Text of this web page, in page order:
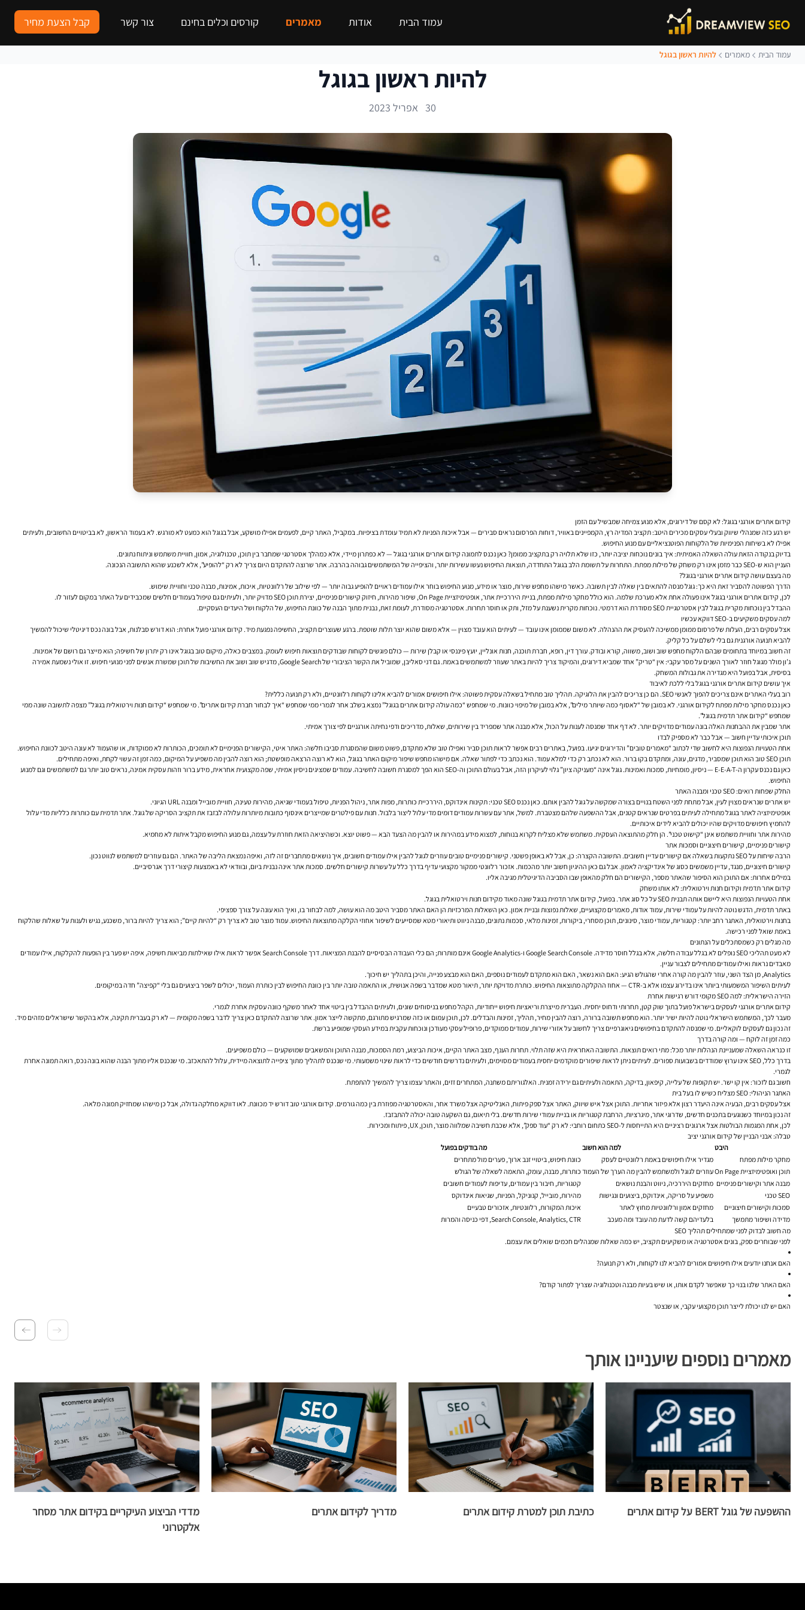
עמוד הבית אודות מאמרים קורסים וכלים בחינם צור קשר קבל הצעת מחיר
עמוד הבית מאמרים להיות ראשון בגוגל
להיות ראשון בגוגל
30 אפריל 2023
קידום אתרים אורגני בגוגל: לא קסם של דירוגים, אלא מנוע צמיחה שמבשיל עם הזמן
יש רגע כזה שמנהלי שיווק ובעלי עסקים מכירים היטב: תקציב המדיה רץ, הקמפיינים באוויר, דוחות הפרסום נראים סבירים — אבל איכות הפניות לא תמיד עומדת בציפיות. במקביל, האתר קיים, לפעמים אפילו מושקע, אבל בגוגל הוא כמעט לא מורגש. לא בעמוד הראשון, לא בביטויים החשובים, ולעיתים
אפילו לא בשיחות הפנימיות של הלקוחות הפוטנציאליים עם מנוע החיפוש.
בדיוק בנקודה הזאת עולה השאלה האמיתית: איך בונים נוכחות יציבה יותר, כזו שלא תלויה רק בתקציב ממומן? כאן נכנס לתמונה קידום אתרים אורגני בגוגל — לא כפתרון מיידי, אלא כמהלך אסטרטגי שמחבר בין תוכן, טכנולוגיה, אמון, חוויית משתמש וניתוח נתונים.
העניין הוא ש-SEO כבר מזמן אינו רק משחק של מילות מפתח. התחרות על תשומת הלב בגוגל התחדדה, תוצאות החיפוש נעשו עשירות יותר, והציפייה של המשתמשים גבוהה בהרבה. אתר שרוצה להתקדם היום צריך לא רק “להופיע”, אלא לשכנע שהוא התשובה הנכונה.
מה בעצם עושה קידום אתרים אורגני בגוגל?
הדרך הפשוטה להסביר זאת היא כך: גוגל מנסה להתאים בין שאלה לבין תשובה. כאשר מישהו מחפש שירות, מוצר או מידע, מנוע החיפוש בוחר אילו עמודים ראויים להופיע גבוה יותר — לפי שילוב של רלוונטיות, איכות, אמינות, מבנה טכני וחוויית שימוש.
לכן, קידום אתרים אורגני בגוגל אינו פעולה אחת אלא מערכת שלמה. הוא כולל מחקר מילות מפתח, בניית היררכיית אתר, אופטימיזציית On Page, שיפור מהירות, חיזוק קישורים פנימיים, יצירת תוכן SEO מדויק יותר, ולעיתים גם טיפול בעמודים חלשים שמכבידים על האתר במקום לעזור לו.
ההבדל בין נוכחות מקרית בגוגל לבין אסטרטגיית SEO מסודרת הוא דרמטי. נוכחות מקרית נשענת על מזל, ותק או חוסר תחרות. אסטרטגיה מסודרת, לעומת זאת, נבנית מתוך הבנה של כוונת החיפוש, של הלקוח ושל היעדים העסקיים.
למה עסקים משקיעים ב-SEO דווקא עכשיו
אצל עסקים רבים, העלות של פרסום ממומן ממשיכה להעסיק את ההנהלה. לא משום שממומן אינו עובד — לעיתים הוא עובד מצוין — אלא משום שהוא יוצר תלות שוטפת. ברגע שעוצרים תקציב, החשיפה נפגעת מיד. קידום אורגני פועל אחרת: הוא דורש סבלנות, אבל בונה נכס דיגיטלי שיכול להמשיך
להביא תנועה אורגנית גם בלי לשלם על כל קליק.
זה חשוב במיוחד בתחומים שבהם הלקוח מחפש שוב ושוב, משווה, קורא ובודק. עורך דין, רופא, חברת תוכנה, חנות אונליין, יועץ פיננסי או קבלן שירות — כולם פוגשים לקוחות שבודקים תוצאות חיפוש לעומק. במצבים כאלה, מיקום טוב בגוגל אינו רק יתרון של חשיפה; הוא מייצר גם רושם של אמינות.
ג’ון מולר מגוגל חוזר לאורך השנים על מסר עקבי: אין “טריק” אחד שמביא דירוגים, והמיקוד צריך להיות באתר שעוזר למשתמשים באמת. גם דני סאליבן, שמוביל את הקשר הציבורי של Google Search, מדגיש שוב ושוב את החשיבות של תוכן שמשרת אנשים לפני מנועי חיפוש. זו אולי נשמעת אמירה
בסיסית, אבל בפועל היא מגדירה את גבולות המשחק.
איך עושים קידום אתרים אורגני בגוגל בלי ללכת לאיבוד
רוב בעלי האתרים אינם צריכים להפוך לאנשי SEO. הם כן צריכים להבין את הלוגיקה. תהליך טוב מתחיל בשאלה עסקית פשוטה: אילו חיפושים אמורים להביא אלינו לקוחות רלוונטיים, ולא רק תנועה כללית?
כאן נכנס מחקר מילות מפתח לקידום אורגני. לא במובן של “לאסוף כמה שיותר מילים”, אלא במובן של מיפוי כוונות. מי שמחפש “כמה עולה קידום אתרים בגוגל” נמצא בשלב אחר לגמרי ממי שמחפש “איך לבחור חברת קידום אתרים”. מי שמחפש “קידום חנות וירטואלית בגוגל” מצפה לתשובה שונה ממי
שמחפש “קידום אתר תדמית בגוגל”.
אתר שמבין את ההבחנות האלה בונה עמודים מדויקים יותר. לא דף אחד שמנסה לענות על הכול, אלא מבנה אתר שמפריד בין שירותים, שאלות, מדריכים ודפי נחיתה אורגניים לפי צורך אמיתי.
תוכן איכותי עדיין חשוב — אבל כבר לא מספיק לבדו
אחת הטעויות הנפוצות היא לחשוב שדי לכתוב “מאמרים טובים” והדירוגים יגיעו. בפועל, באתרים רבים אפשר לראות תוכן סביר ואפילו טוב שלא מתקדם, פשוט משום שהמסגרת סביבו חלשה: האתר איטי, הקישורים הפנימיים לא תומכים, הכותרות לא ממוקדות, או שהעמוד לא עונה היטב לכוונת החיפוש.
תוכן SEO טוב הוא תוכן שמסביר, מדגים, עונה, ומתקדם בקו ברור. הוא לא נכתב רק כדי למלא עמוד. הוא נכתב כדי לפתור שאלה. אם מישהו מחפש שיפור מיקום האתר בגוגל, הוא לא רוצה הרצאה מופשטת; הוא רוצה להבין מה משפיע על המיקום, כמה זמן זה עשוי לקחת, ואיפה מתחילים.
כאן גם נכנס עקרון ה-E-E-A-T — ניסיון, מומחיות, סמכות ואמינות. גוגל אינה “מעניקה ציון” גלוי לעיקרון הזה, אבל בעולם התוכן וה-SEO הוא הפך למסגרת חשובה לחשיבה. עמודים שמציגים ניסיון אמיתי, שפה מקצועית אחראית, מידע ברור וזהות עסקית אמינה, נראים טוב יותר גם למשתמשים וגם למנוע
החיפוש.
החלק שפחות רואים: SEO טכני ומבנה האתר
יש אתרים שנראים מצוין לעין, אבל מתחת לפני השטח בנויים בצורה שמקשה על גוגל להבין אותם. כאן נכנס SEO טכני: תקינות אינדוקס, היררכיית כותרות, מפות אתר, ניהול הפניות, טיפול בעמודי שגיאה, מהירות טעינה, חוויית מובייל ומבנה URL הגיוני.
אופטימיזציה לאתר בגוגל מתחילה לעיתים בפרטים שנראים קטנים, אבל ההשפעה שלהם מצטברת. למשל, אתר עם עשרות עמודים דומים מדי עלול ליצור בלבול. חנות עם פילטרים שמייצרים אינסוף כתובות מיותרות עלולה לבזבז את תקציב הסריקה של גוגל. אתר תדמית עם כותרות כלליות מדי עלול
להחמיץ חיפושים מדויקים שהיו יכולים להביא לידים איכותיים.
מהירות אתר וחוויית משתמש אינן “קישוט טכני”. הן חלק מהתוצאה העסקית. משתמש שלא מצליח לקרוא בנוחות, למצוא מידע במהירות או להבין מה הצעד הבא — פשוט יוצא. וכשהיציאה הזאת חוזרת על עצמה, גם מנוע החיפוש מקבל איתות לא מחמיא.
קישורים פנימיים, קישורים חיצוניים וסמכות אתר
הרבה שיחות על SEO נתקעות בשאלה אם קישורים עדיין חשובים. התשובה הקצרה: כן, אבל לא באופן פשטני. קישורים פנימיים טובים עוזרים לגוגל להבין אילו עמודים חשובים, איך נושאים מתחברים זה לזה, ואיפה נמצאת הליבה של האתר. הם גם עוזרים למשתמש לנווט נכון.
קישורים חיצוניים, מנגד, עדיין משמשים כסוג של אינדיקציה לאמון. אבל גם כאן ההיגיון חשוב יותר מהכמות. אזכור רלוונטי ממקור מקצועי עדיף בדרך כלל על עשרות קישורים חלשים. סמכות אתר אינה נבנית ביום, ובוודאי לא באמצעות קיצורי דרך אגרסיביים.
במילים אחרות: אם התוכן הוא הסיפור שהאתר מספר, הקישורים הם חלק מהאופן שבו הסביבה הדיגיטלית מגיבה אליו.
קידום אתר תדמית וקידום חנות וירטואלית: לא אותו משחק
אחת הטעויות הנפוצות היא ליישם אותה תבנית SEO על כל סוג אתר. בפועל, קידום אתר תדמית בגוגל שונה מאוד מקידום חנות וירטואלית בגוגל.
באתר תדמית, הדגש נוטה להיות על עמודי שירות, עמוד אודות, מאמרים מקצועיים, שאלות נפוצות ובניית אמון. כאן השאלות המרכזיות הן האם האתר מסביר היטב מה הוא עושה, למה לבחור בו, ואיך הוא עונה על צורך ספציפי.
בחנות וירטואלית, האתגר רחב יותר: קטגוריות, עמודי מוצר, סינונים, תוכן מסחרי, ביקורות, זמינות מלאי, סכמות נתונים, מבנה ניווט ותיאורי מטא שמסייעים לשיפור אחוזי הקלקה מתוצאות החיפוש. עמוד מוצר טוב לא צריך רק “להיות קיים”; הוא צריך להיות ברור, משכנע, נגיש ולענות על שאלות שהלקוח
באמת שואל לפני רכישה.
מה מגלים רק כשמסתכלים על הנתונים
לא מעט תהליכי SEO נופלים לא בגלל עבודה חלשה, אלא בגלל חוסר מדידה. Google Search Console ו-Google Analytics אינם מותרות; הם כלי העבודה הבסיסיים להבנת המציאות. דרך Search Console אפשר לראות אילו שאילתות מביאות חשיפה, איפה יש פער בין הופעות להקלקות, אילו עמודים
מאבדים נראות ואילו עמודים מתחילים לצבור עניין.
Analytics, מן הצד השני, עוזר להבין מה קורה אחרי שהגולש הגיע: האם הוא נשאר, האם הוא מתקדם לעמודים נוספים, האם הוא מבצע פנייה, והיכן בתהליך יש חיכוך.
לעיתים השיפור המשמעותי ביותר אינו בדירוג עצמו אלא ב-CTR — אחוז ההקלקה מתוצאות החיפוש. כותרת מדויקת יותר, תיאור מטא שמדבר בשפה אנושית, או התאמה טובה יותר בין כוונת החיפוש לבין כותרת העמוד, יכולים לשפר ביצועים גם בלי “קפיצה” חדה במיקומים.
הזירה הישראלית: למה SEO מקומי דורש רגישות אחרת
קידום אתרים אורגני לעסקים בישראל פועל בתוך שוק קטן, תחרותי ודחוס יחסית. העברית מייצרת וריאציות חיפוש ייחודיות, הקהל מחפש בניסוחים שונים, ולעיתים ההבדל בין ביטוי אחד לאחר משקף כוונה עסקית אחרת לגמרי.
מעבר לכך, המשתמש הישראלי נוטה להיות ישיר יותר. הוא מחפש תשובה ברורה, רוצה להבין מחיר, תהליך, זמינות והבדלים. לכן, תוכן עמום או כזה שמרגיש מתורגם, מתקשה לייצר אמון. אתר שרוצה להתקדם כאן צריך לדבר בשפה מקומית — לא רק בעברית תקינה, אלא בהקשר שישראלים מזהים מיד.
זה נכון גם לעסקים לוקאליים. מי שמנסה להתקדם בחיפושים גיאוגרפיים צריך לחשוב על אזורי שירות, עמודים ממוקדים, פרופיל עסקי מעודכן ונוכחות עקבית במידע העסקי שמופיע ברשת.
כמה זמן זה לוקח — ומה קורה בדרך
זו כנראה השאלה שמעניינת הנהלות יותר מכל: מתי רואים תוצאות. התשובה האחראית היא שזה תלוי. תחרות הענף, מצב האתר הקיים, איכות הביצוע, רמת הסמכות, מבנה התוכן והמשאבים שמושקעים — כולם משפיעים.
בדרך כלל, SEO אינו ערוץ שמודדים בשבועות ספורים. לעיתים ניתן לראות שיפורים מוקדמים יחסית בעמודים מסוימים, ולעיתים נדרשים חודשים כדי לראות שינוי משמעותי. מי שנכנס לתהליך מתוך ציפייה לתוצאה מיידית, עלול להתאכזב. מי שנכנס אליו מתוך הבנה שהוא בונה נכס, רואה תמונה אחרת
לגמרי.
חשוב גם לזכור: אין קו ישר. יש תקופות של עלייה, קיפאון, בדיקה, התאמה ולעיתים גם ירידה זמנית. האלגוריתם משתנה, המתחרים זזים, והאתר עצמו צריך להמשיך להתפתח.
האתגר הניהולי: SEO מצליח כשיש לו בעל בית
אצל עסקים רבים, הבעיה אינה היעדר רצון אלא פיזור אחריות. התוכן אצל איש שיווק, האתר אצל ספק פיתוח, האנליטיקה אצל משרד אחר, והאסטרטגיה מפוזרת בין כמה גורמים. קידום אורגני טוב דורש יד מכוונת. לאו דווקא מחלקה גדולה, אבל כן מישהו שמחזיק תמונה מלאה.
זה נכון במיוחד כשנוגעים בתכנים חדשים, שדרוגי אתר, מיגרציות, הרחבת קטגוריות או בניית עמודי שירות חדשים. בלי תיאום, גם השקעה טובה יכולה להתבזבז.
לכן, אחת המגמות הבולטות אצל ארגונים רציניים היא התייחסות ל-SEO כתחום רוחבי: לא רק “עוד ספק”, אלא שכבת חשיבה שמלווה מוצר, תוכן, UX, פיתוח ומכירות.
טבלה: אבני הבניין של קידום אורגני יציב
היבט
למה הוא חשוב
מה בודקים בפועל
מחקר מילות מפתח
מגדיר אילו חיפושים באמת רלוונטיים לעסק
כוונת חיפוש, ביטויי זנב ארוך, פערים מול מתחרים
תוכן ואופטימיזציית On Page
עוזרים לגוגל ולמשתמש להבין מה הערך של העמוד כותרות, מבנה, עומק, התאמה לשאלה של הגולש
מבנה אתר וקישורים פנימיים מחזקים היררכיה, ניווט והבנת נושאים
קטגוריות, חיבור בין עמודים, עדיפות לעמודים חשובים
SEO טכני
משפיע על סריקה, אינדוקס, ביצועים ונגישות
מהירות, מובייל, קנוניקל, הפניות, שגיאות אינדוקס
סמכות וקישורים חיצוניים
מחזקים אמון ורלוונטיות מחוץ לאתר
איכות המקורות, רלוונטיות, אזכורים טבעיים
מדידה ושיפור מתמשך
בלעדיהם קשה לדעת מה עובד ומה מעכב
Search Console, Analytics, CTR, דפי כניסה והמרות
מה חשוב לבדוק לפני שמתחילים תהליך SEO
לפני שבוחרים ספק, בונים אסטרטגיה או משקיעים תקציב, יש כמה שאלות שמנהלים חכמים שואלים את עצמם.
האם אנחנו יודעים אילו חיפושים אמורים להביא לנו לקוחות, ולא רק תנועה?
האם האתר שלנו בנוי כך שאפשר לקדם אותו, או שיש בעיות מבנה וטכנולוגיה שצריך לפתור קודם?
האם יש לנו יכולת לייצר תוכן מקצועי עקבי, או שנצטר
מאמרים נוספים שיעניינו אותך
ההשפעה של גוגל BERT על קידום אתרים כתיבת תוכן למטרת קידום אתרים מדריך לקידום אתרים
מדדי הביצוע העיקריים בקידום אתר מסחר
אלקטרוני